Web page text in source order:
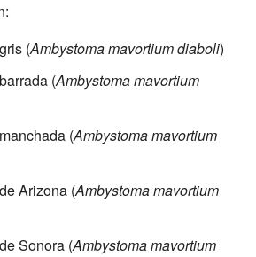
(Ambystoma mavortium diaboli)
(Ambystoma mavortium
(Ambystoma mavortium
Arizona (Ambystoma mavortium
Sonora (Ambystoma mavortium